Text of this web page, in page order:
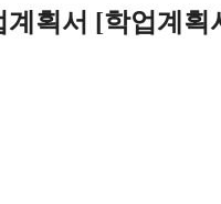
계획서 [학업계획